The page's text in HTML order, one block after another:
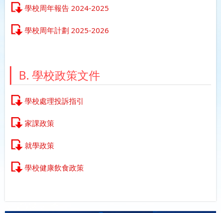
學校周年報告 2024-2025
學校周年計劃 2025-2026
B. 學校政策文件
學校處理投訴指引
家課政策
就學政策
學校健康飲食政策